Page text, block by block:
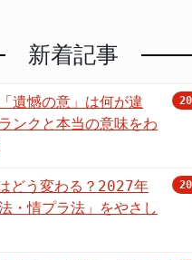
新着記事
遺憾の意」は何が違
ンクと本当の意味をわ
どう変わる？2027年
・情プラ法」をやさし